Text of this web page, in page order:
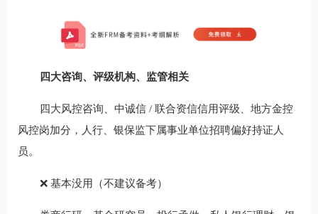
四大咨询、评级机构、监管相关
四大风控咨询、中诚信 / 联合资信信用评级、地方金控
风控岗加分，人行、银保监下属事业单位招聘偏好持证人
员。
❌ 基本没用（不建议备考）